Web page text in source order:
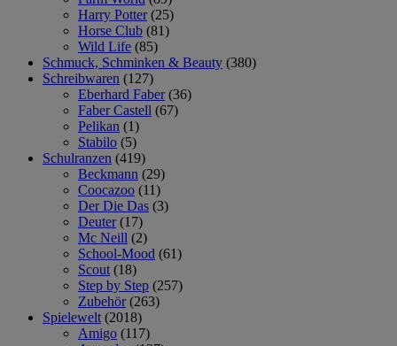
Harry Potter (25)
Horse Club (81)
Wild Life (85)
Schmuck, Schminken & Beauty (380)
Schreibwaren (127)
Eberhard Faber (36)
Faber Castell (67)
Pelikan (1)
Stabilo (5)
Schulranzen (419)
Beckmann (29)
Coocazoo (11)
Der Die Das (3)
Deuter (17)
Mc Neill (2)
School-Mood (61)
Scout (18)
Step by Step (257)
Zubehör (263)
Spielewelt (2018)
Amigo (117)